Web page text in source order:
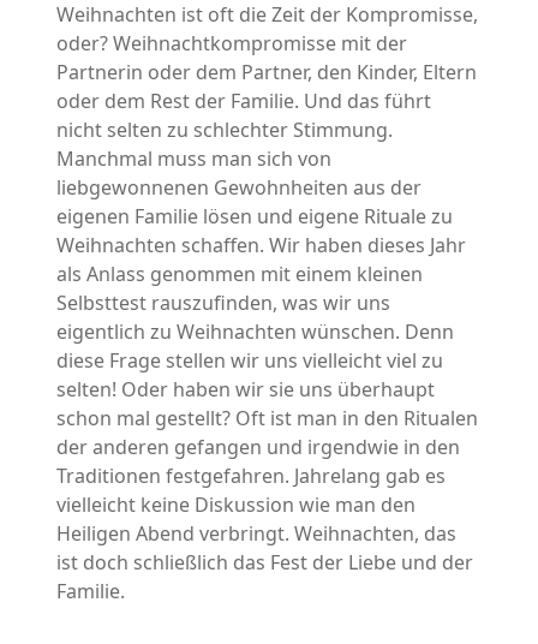
Weihnachten ist oft die Zeit der Kompromisse,
oder? Weihnachtkompromisse mit der
Partnerin oder dem Partner, den Kinder, Eltern
oder dem Rest der Familie. Und das führt
nicht selten zu schlechter Stimmung.
Manchmal muss man sich von
liebgewonnenen Gewohnheiten aus der
eigenen Familie lösen und eigene Rituale zu
Weihnachten schaffen. Wir haben dieses Jahr
als Anlass genommen mit einem kleinen
Selbsttest rauszufinden, was wir uns
eigentlich zu Weihnachten wünschen. Denn
diese Frage stellen wir uns vielleicht viel zu
selten! Oder haben wir sie uns überhaupt
schon mal gestellt? Oft ist man in den Ritualen
der anderen gefangen und irgendwie in den
Traditionen festgefahren. Jahrelang gab es
vielleicht keine Diskussion wie man den
Heiligen Abend verbringt. Weihnachten, das
ist doch schließlich das Fest der Liebe und der
Familie.